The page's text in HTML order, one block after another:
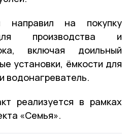
на покупку
производства и
включая доильный
установки, ёмкости для
водонагреватель.
реализуется в рамках
«Семья».